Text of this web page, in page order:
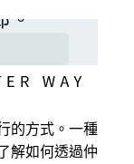
的方式。一種
解如何透過仲